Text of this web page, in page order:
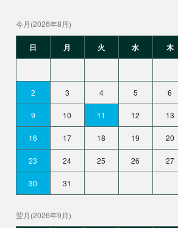
今月(2026年8月)
日 月 火 水 木
2 3 4 5 6
9 10 11 12 13
16 17 18 19 20
23 24 25 26 27
30 31
翌月(2026年9月)